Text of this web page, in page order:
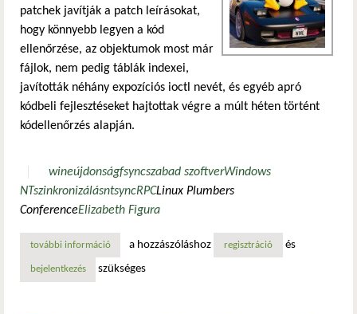
patchek javítják a patch leírásokat,
hogy könnyebb legyen a kód
ellenőrzése, az objektumok most már
fájlok, nem pedig táblák indexei,
javították néhány expozíciós ioctl nevét, és egyéb apró
kódbeli fejlesztéseket hajtottak végre a múlt héten történt
kódellenőrzés alapján.
wineújdonságfsyncszabad szoftverWindows
NTszinkronizálásntsyncRPCLinux Plumbers
ConferenceElizabeth Figura
további információtovábbi frissítést kapott a játékokban nagy
a hozzászóláshoz regisztráció és
bejelentkezés szükséges